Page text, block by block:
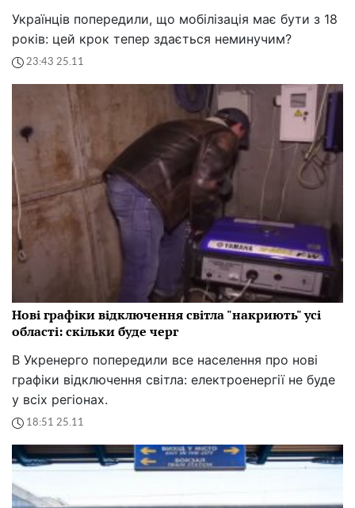
Українців попередили, що мобілізація має бути з 18
років: цей крок тепер здається неминучим?
23:43 25.11
Нові графіки відключення світла "накриють" усі
області: скільки буде черг
В Укренерго попередили все населення про нові
графіки відключення світла: електроенергії не буде
у всіх регіонах.
18:51 25.11